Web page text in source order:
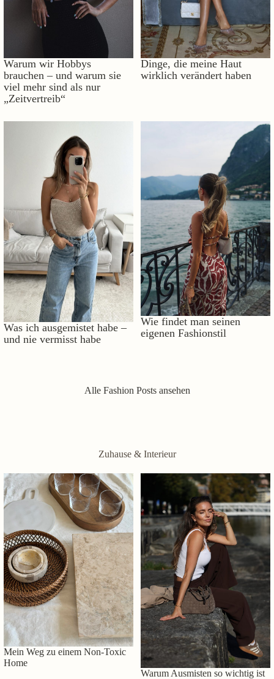
Warum wir Hobbys
brauchen – und warum sie
viel mehr sind als nur
„Zeitvertreib“
Dinge, die meine Haut
wirklich verändert haben
Was ich ausgemistet habe –
und nie vermisst habe
Wie findet man seinen
eigenen Fashionstil
Alle Fashion Posts ansehen
Zuhause & Interieur
Mein Weg zu einem Non-Toxic
Home
Warum Ausmisten so wichtig ist